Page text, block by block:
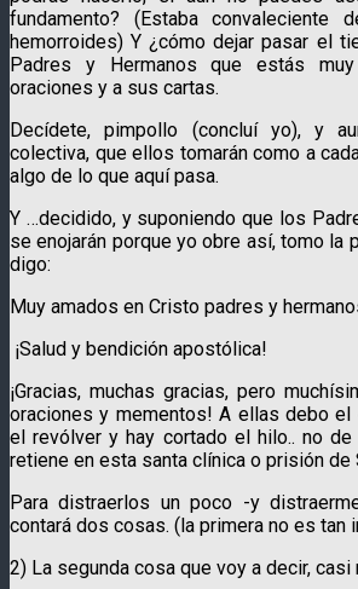
fundamento? (Estaba convaleciente
hemorroides) Y ¿cómo dejar pasar el
Padres y Hermanos que estás
oraciones y a sus cartas.
Decídete, pimpollo (concluí yo), y
colectiva, que ellos tomarán como a
algo de lo que aquí pasa.
Y …decidido, y suponiendo que los
se enojarán porque yo obre así, tomo la
digo:
Muy amados en Cristo padres y
¡Salud y bendición apostólica!
¡Gracias, muchas gracias, pero
oraciones y mementos! A ellas debo el
el revólver y hay cortado el hilo.. no
retiene en esta santa clínica o prisión de
Para distraerlos un poco -y
contará dos cosas. (la primera no es tan
2) La segunda cosa que voy a decir, casi